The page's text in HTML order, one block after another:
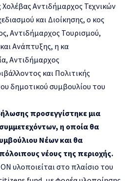
Χολέβας Αντιδήμαρχος Τεχνικών
και Διοίκησης, ο κος
Αντιδήμαρχος Τουρισμού,
Ανάπτυξης, η κα
Αντιδήμαρχος
και Πολιτικής
δημοτικού συμβουλίου του
προσεγγίστηκε μια
η οποία θα
Νέων και θα
νέους της περιοχής.
υλοποιείται στο πλαίσιο του